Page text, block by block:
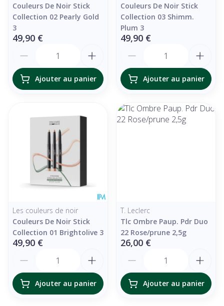
Couleurs De Noir Stick
Collection 02 Pearly Gold
3
49,90 €
Ajouter au panier
Couleurs De Noir Stick
Collection 03 Shimm.
Plum 3
49,90 €
Ajouter au panier
Les couleurs de noir
Couleurs De Noir Stick
Collection 01 Brightolive 3
49,90 €
Ajouter au panier
T. Leclerc
Tlc Ombre Paup. Pdr Duo
22 Rose/prune 2,5g
26,00 €
Ajouter au panier